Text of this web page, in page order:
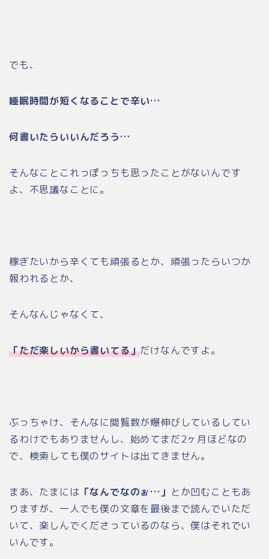
でも、
睡眠時間が短くなることで辛い…
何書いたらいいんだろう…
そんなことこれっぽっちも思ったことがないんです
よ、不思議なことに。
稼ぎたいから辛くても頑張るとか、頑張ったらいつか
報われるとか、
そんなんじゃなくて、
「ただ楽しいから書いてる」だけなんですよ。
ぶっちゃけ、そんなに閲覧数が爆伸びしているしてい
るわけでもありませんし、始めてまだ2ヶ月ほどなの
で、検索しても僕のサイトは出てきません。
まあ、たまには 「なんでなのぉ…」 とか凹むこともあ
りますが、一人でも僕の文章を最後まで読んでいただ
いて、楽しんでくださっているのなら、僕はそれでい
いんです。